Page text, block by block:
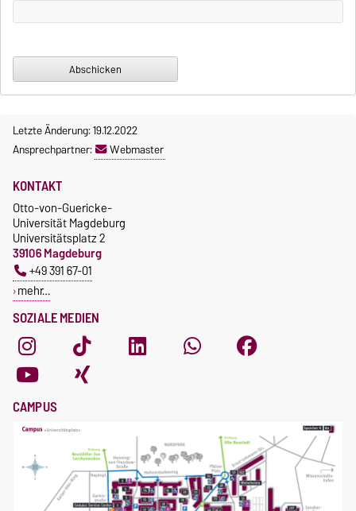
Letzte Änderung: 19.12.2022
Ansprechpartner:
Webmaster
SOZIALE MEDIEN
KONTAKT
Otto-von-Guericke-
Universität Magdeburg
Universitätsplatz 2
39106 Magdeburg
+49 391 67-01
mehr…
CAMPUS